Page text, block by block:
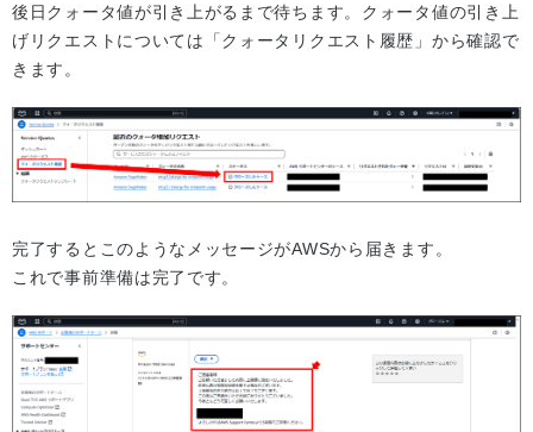
後日クォータ値が引き上がるまで待ちます。クォータ値の引き上
げリクエストについては「クォータリクエスト履歴」から確認で
きます。
完了するとこのようなメッセージがAWSから届きます。
これで事前準備は完了です。